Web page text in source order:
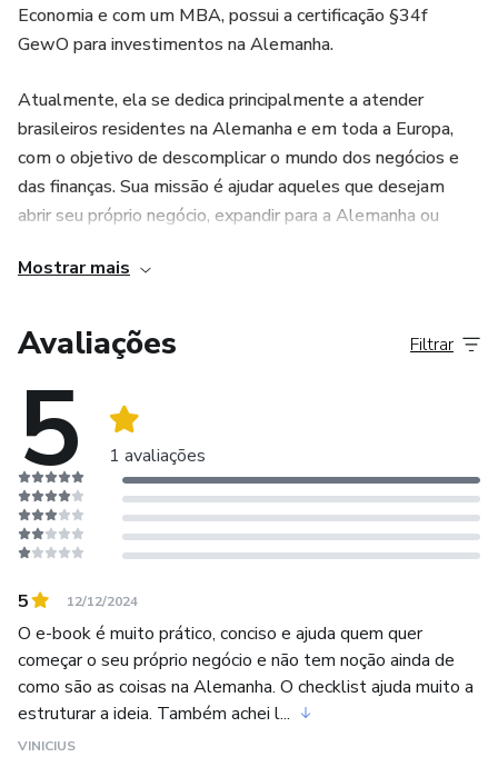
Boa leitura!
Economia e com um MBA, possui a certificação §34f
GewO para investimentos na Alemanha.
Atualmente, ela se dedica principalmente a atender
brasileiros residentes na Alemanha e em toda a Europa,
com o objetivo de descomplicar o mundo dos negócios e
das finanças. Sua missão é ajudar aqueles que desejam
abrir seu próprio negócio, expandir para a Alemanha ou
eficiente.
Mostrar mais
Avaliações
5 1 avaliações
Filtrar
5 12/12/2024
O e-book é muito prático, conciso e ajuda quem quer
começar o seu próprio negócio e não tem noção ainda de
como são as coisas na Alemanha. O checklist ajuda muito a
estruturar a ideia. Também achei l...
VINICIUS